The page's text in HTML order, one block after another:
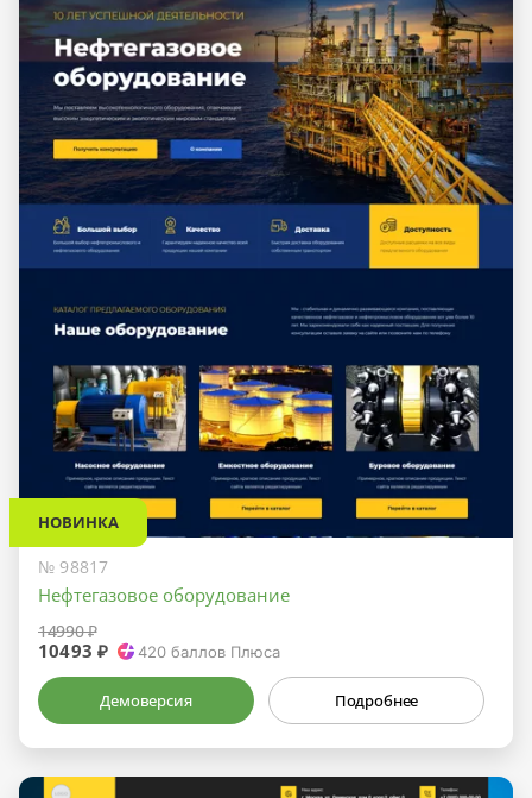
НОВИНКА
№ 98817
Нефтегазовое оборудование
14990 ₽
10493 ₽ 420 баллов Плюса
Демоверсия Подробнее